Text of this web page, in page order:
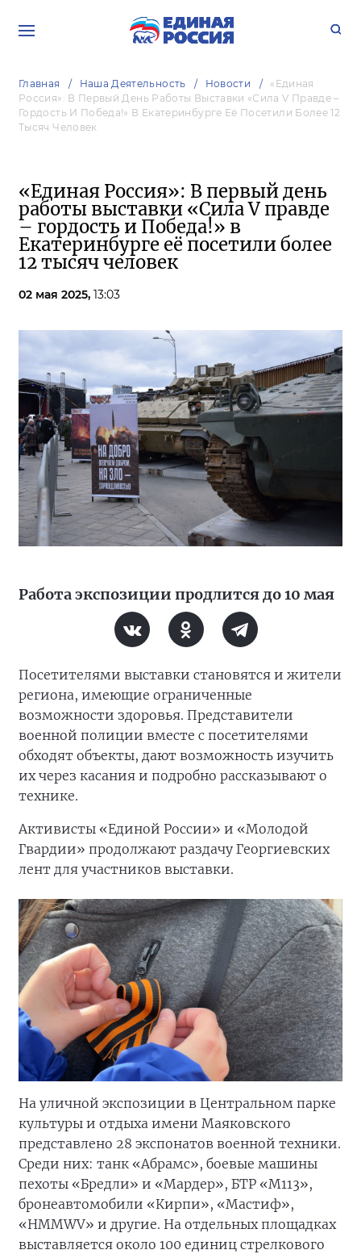
Главная Наша Деятельность Новости
«Единая
Россия»: В Первый День Работы Выставки «Сила V Правде –
Гордость И Победа!» В Екатеринбурге Её Посетили Более 12
Тысяч Человек
«Единая Россия»: В первый день
работы выставки «Сила V правде
– гордость и Победа!» в
Екатеринбурге её посетили более
12 тысяч человек
02 мая 2025, 13:03
Работа экспозиции продлится до 10 мая
Посетителями выставки становятся и жители
региона, имеющие ограниченные
возможности здоровья. Представители
военной полиции вместе с посетителями
обходят объекты, дают возможность изучить
их через касания и подробно рассказывают о
технике.
Активисты «Единой России» и «Молодой
Гвардии» продолжают раздачу Георгиевских
лент для участников выставки.
На уличной экспозиции в Центральном парке
культуры и отдыха имени Маяковского
представлено 28 экспонатов военной техники.
Среди них: танк «Абрамс», боевые машины
пехоты «Бредли» и «Мардер», БТР «М113»,
бронеавтомобили «Кирпи», «Мастиф»,
«HMMWV» и другие. На отдельных площадках
выставляется около 100 единиц стрелкового